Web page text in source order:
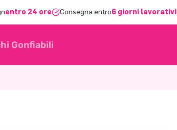
entro 24 ore Consegna entro6 giorni lavorativi
Gonfiabili